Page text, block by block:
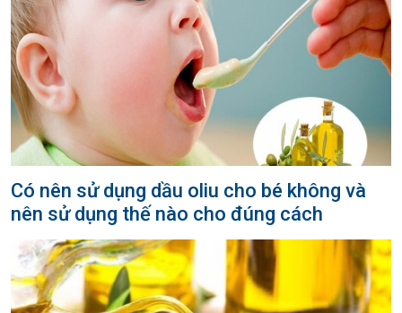
Có nên sử dụng dầu oliu cho bé không và
nên sử dụng thế nào cho đúng cách